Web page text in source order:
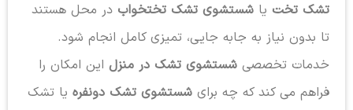
تشک تختیا شستشوی تشک تختخوابدر محل هستند
تا بدون نیاز به جابه جایی، تمیزی کامل انجام شود.
خدمات تخصصی شستشوی تشک در منزلاین امکان را
فراهم می کند که چه برای شستشوی تشک دونفرهیا تشک